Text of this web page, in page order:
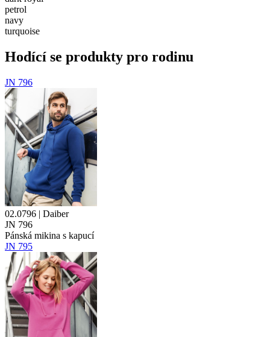
petrol
navy
turquoise
Hodící se produkty pro rodinu
JN 796
02.0796 | Daiber
JN 796
Pánská mikina s kapucí
JN 795